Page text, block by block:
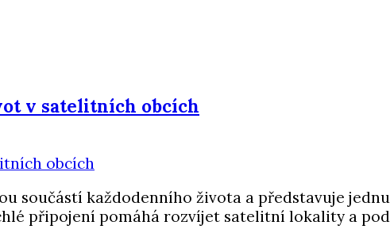
v satelitních obcích
součástí každodenního života a představuje
připojení pomáhá rozvíjet satelitní lokality a